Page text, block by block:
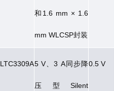
和 1.6 mm × 1.6
mm WLCSP封装
LTC3309A5 V、3 A同步降
压型 Silent
0.5 V